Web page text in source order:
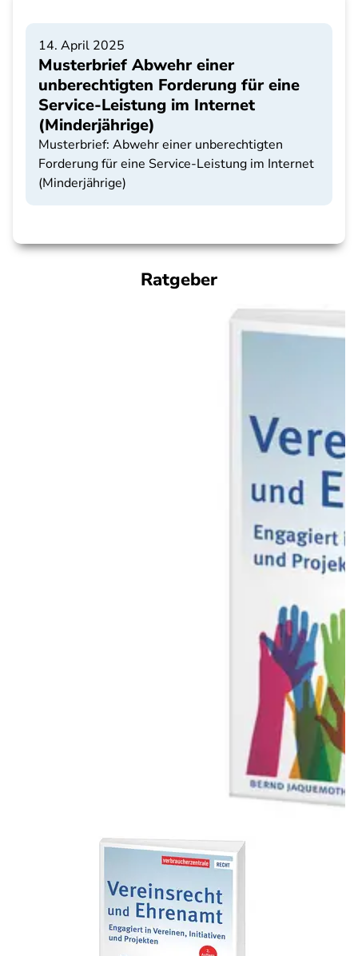
14. April 2025
Musterbrief Abwehr einer
unberechtigten Forderung für eine
Service-Leistung im Internet
(Minderjährige)
Musterbrief: Abwehr einer unberechtigten
Forderung für eine Service-Leistung im Internet
(Minderjährige)
Ratgeber